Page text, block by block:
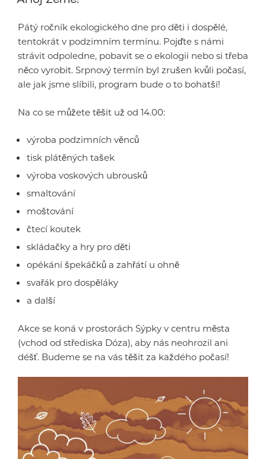
Pátý ročník ekologického dne pro děti i dospělé,
tentokrát v podzimním termínu. Pojďte s námi
strávit odpoledne, pobavit se o ekologii nebo si třeba
něco vyrobit. Srpnový termín byl zrušen kvůli počasí,
ale jak jsme slíbili, program bude o to bohatší!
Na co se můžete těšit už od 14.00:
výroba podzimních věnců
tisk plátěných tašek
výroba voskových ubrousků
smaltování
moštování
čtecí koutek
skládačky a hry pro děti
opékání špekáčků a zahřátí u ohně
svařák pro dospěláky
a další
Akce se koná v prostorách Sýpky v centru města
(vchod od střediska Dóza), aby nás neohrozil ani
déšť. Budeme se na vás těšit za každého počasí!